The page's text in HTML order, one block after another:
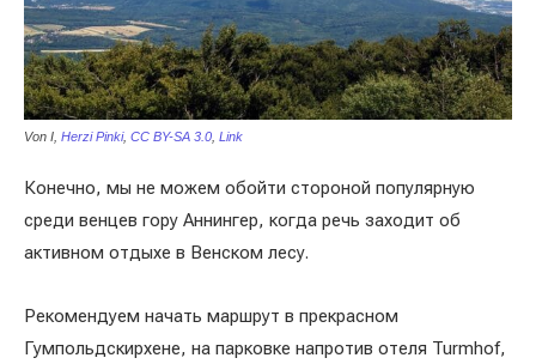
Von I, Herzi Pinki, CC BY-SA 3.0 Link
Конечно, мы не можем обойти стороной популярную
среди венцев гору Аннингер, когда речь заходит об
активном отдыхе в Венском лесу.
Рекомендуем начать маршрут в прекрасном
Гумпольдскирхене, на парковке напротив отеля Turmhof,